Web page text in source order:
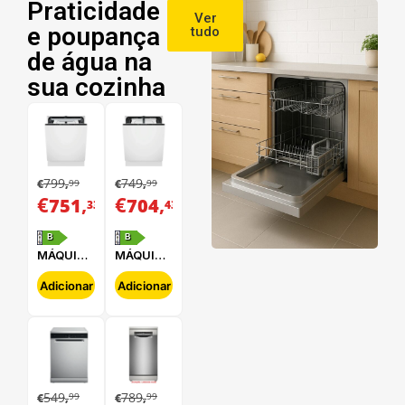
Praticidade
e poupança
de água na
sua cozinha
Ver
tudo
€799,99
€751,33
B
MÁQUINA
DE LAVAR
LOUÇA
ELECTROLUX
E62LB202S
Adicionar
€749,99
€704,43
B
MÁQUINA
DE LAVAR
LOUÇA
ELECTROLUX
E62LB100S
Adicionar
€549,99 €789,99